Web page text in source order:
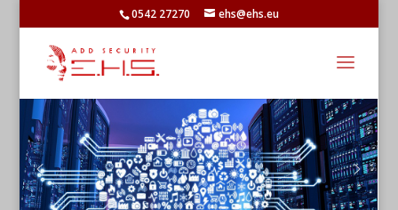
0542 27270 ehs@ehs.eu